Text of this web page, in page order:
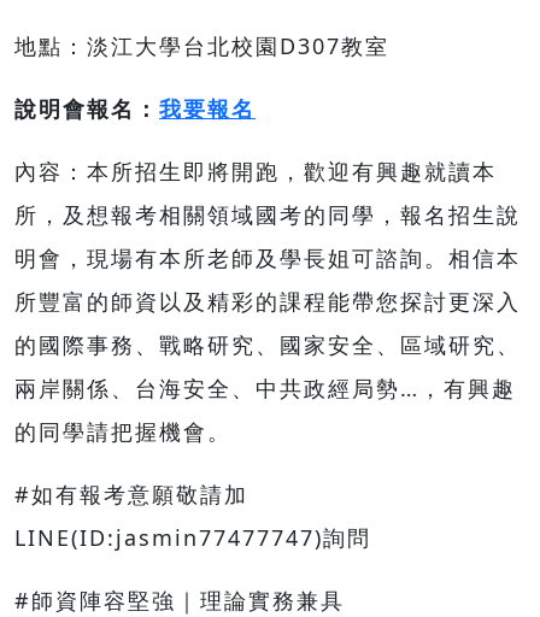
地點：淡江大學台北校園D307教室
說明會報名： 我要報名
內容：本所招生即將開跑，歡迎有興趣就讀本
所，及想報考相關領域國考的同學，報名招生說
明會，現場有本所老師及學長姐可諮詢。相信本
所豐富的師資以及精彩的課程能帶您探討更深入
的國際事務、戰略研究、國家安全、區域研究、
兩岸關係、台海安全、中共政經局勢…，有興趣
的同學請把握機會。
#如有報考意願敬請加
LINE(ID:jasmin77477747)詢問
#師資陣容堅強｜理論實務兼具